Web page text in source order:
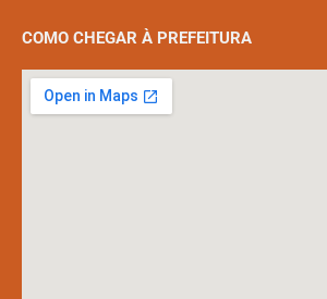
COMO CHEGAR À PREFEITURA